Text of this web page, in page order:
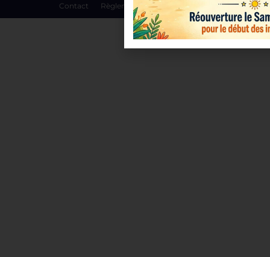
Contact Règlement intérieur Statuts